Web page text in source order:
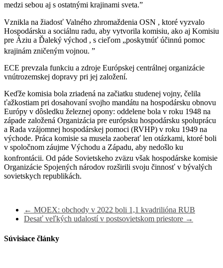
medzi sebou aj s ostatnými krajinami sveta.”
Vznikla na žiadosť Valného zhromaždenia OSN , ktoré vyzvalo
Hospodársku a sociálnu radu, aby vytvorila komisiu, ako aj Komisiu
pre Áziu a Ďaleký východ , s cieľom „poskytnúť účinnú pomoc
krajinám zničeným vojnou. ”
ECE prevzala funkciu a zdroje Európskej centrálnej organizácie
vnútrozemskej dopravy pri jej založení.
Keďže komisia bola zriadená na začiatku studenej vojny, čelila
ťažkostiam pri dosahovaní svojho mandátu na hospodársku obnovu
Európy v dôsledku železnej opony: oddelene bola v roku 1948 na
západe založená Organizácia pre európsku hospodársku spoluprácu
a Rada vzájomnej hospodárskej pomoci (RVHP) v roku 1949 na
východe. Práca komisie sa musela zaoberať len otázkami, ktoré boli
v spoločnom záujme Východu a Západu, aby nedošlo ku
konfrontácii. Od páde Sovietskeho zväzu však hospodárske komisie
Organizácie Spojených národov rozširili svoju činnosť v bývalých
sovietskych republikách.
← MOEX: obchody v 2022 boli 1,1 kvadrilióna RUB
Desať veľkých udalostí v postsovietskom priestore →
Súvisiace články